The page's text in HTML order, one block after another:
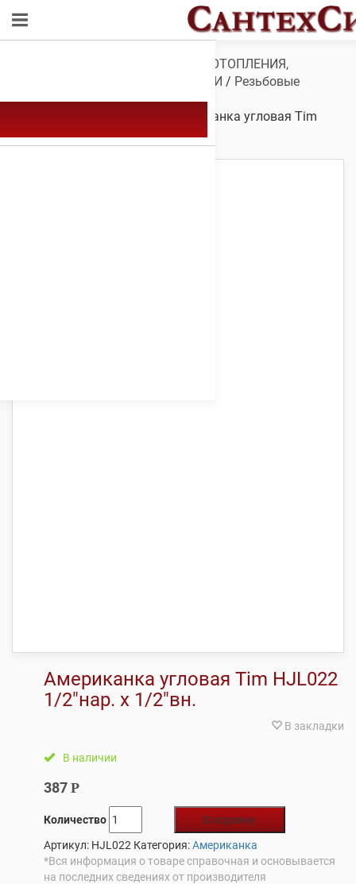
ТРУБЫ И ФИТИНГИ ДЛЯ ОТОПЛЕНИЯ,
ВОДОСНАБЖЕНИЯ, КАНАЛИЗАЦИИ / Резьбовые
фитинги/Фитинги резьбовые
/ Американка угловая Tim
HJL022 1/2″нар. х 1/2″вн.
Американка угловая Tim HJL022
1/2″нар. х 1/2″вн.
В закладки
В наличии
387 Р
Количество
В корзину
Артикул: HJL022 Категория:Американка
*Вся информация о товаре справочная и основывается
на последних сведениях от производителя